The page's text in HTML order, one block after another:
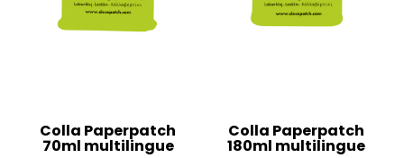
Colla Paperpatch
70ml multilingue
Colla Paperpatch
180ml multilingue